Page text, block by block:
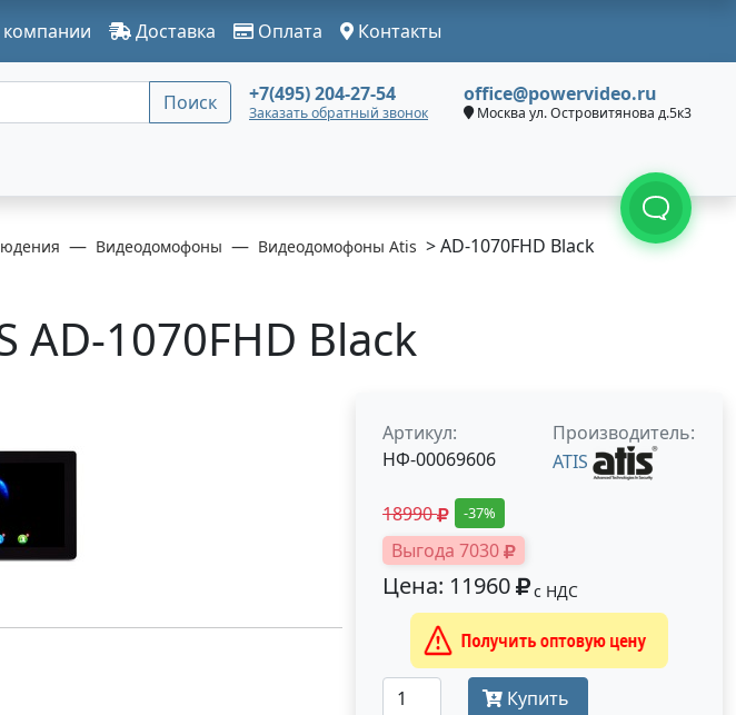
Доставка Оплата Контакты
Поиск +7(495) 204-27-54
Заказать обратный звонок
office@powervideo.ru
Москва ул. Островитянова д.5к3
Видеодомофоны Видеодомофоны Atis > AD-1070FHD Black
AD-1070FHD Black
Артикул:
НФ-00069606
Производитель:
ATIS
18990 -37%
Выгода 7030
Цена: 11960 с НДС
Получить оптовую цену
Купить